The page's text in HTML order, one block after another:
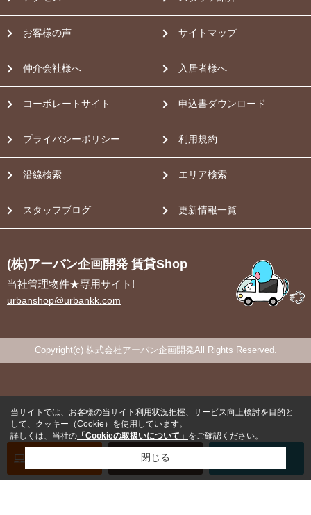
お問い合わせ
お客様の声 サイトマップ
仲介会社様へ 入居者様へ
コーポレートサイト 申込書ダウンロード
プライバシーポリシー 利用規約
沿線検索 エリア検索
スタッフブログ 更新情報一覧
(株)アーバン企画開発 賃貸Shop
当社管理物件★専用サイト!
urbanshop@urbankk.com
Copyright(c) 株式会社アーバン企画開発All Rights Reserved.
当サイトでは、お客様の当サイト利用状況把握、サービス向上検討を目的と
して、クッキー（Cookie）を使用しています。
詳しくは、当社の 「Cookieの取扱いについて」 をご確認ください。
閉じる